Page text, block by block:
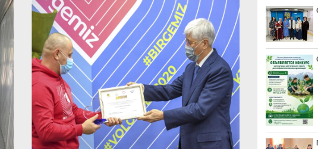
06.08
06.08
06.08
06.08
06.08
06.08